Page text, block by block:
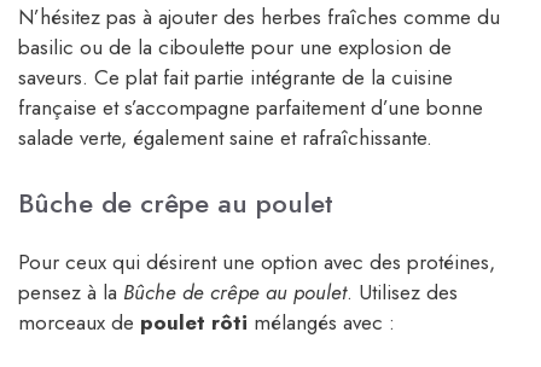
N’hésitez pas à ajouter des herbes fraîches comme du
basilic ou de la ciboulette pour une explosion de
saveurs. Ce plat fait partie intégrante de la cuisine
française et s’accompagne parfaitement d’une bonne
salade verte, également saine et rafraîchissante.
Bûche de crêpe au poulet
Pour ceux qui désirent une option avec des protéines,
pensez à la Bûche de crêpe au poulet. Utilisez des
morceaux de poulet rôti mélangés avec :